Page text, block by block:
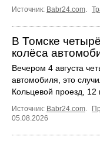
Источник: Babr24.com.
В Томске
колёса
Вечером 4 августа
автомобиля, это
Кольцевой проезд, 12
Источник: Babr24.com.
05.08.2026